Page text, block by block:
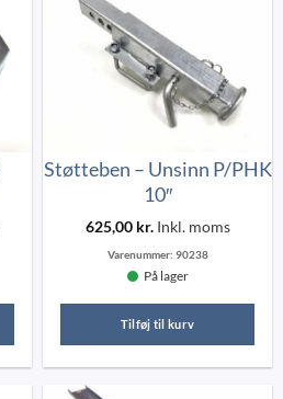
Støtteben – Unsinn P/PHK
10″
625,00 kr.Inkl. moms
Varenummer: 90238
På lager
Tilføj til kurv